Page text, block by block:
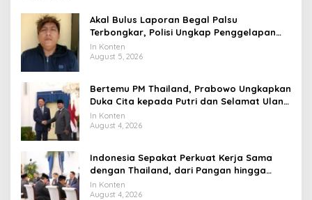
Akal Bulus Laporan Begal Palsu
Terbongkar, Polisi Ungkap Penggelapan
Uang Perusahaan untuk Crypto
In Konten
August 5, 2026
Bertemu PM Thailand, Prabowo Ungkapkan
Duka Cita kepada Putri dan Selamat Ulang
Tahun ke Raja Thailand
In Konten
August 4, 2026
Indonesia Sepakat Perkuat Kerja Sama
dengan Thailand, dari Pangan hingga
Ekonomi Digital
In Konten
August 4, 2026